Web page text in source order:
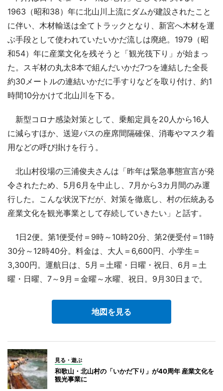
1963（昭和38）年に北山川上流にダムが建設されたこと
に伴い、木材輸送は全てトラックとなり、新宮へ木材を運
ぶ手段として使われていたいかだ流しは廃絶。1979（昭
和54）年に産業文化を残そうと「観光筏下り」が始まっ
た。スギ材の丸太8本で組んだいかだ7つを連結した全長
約30メートルの連結いかだに手すりなどを取り付け、約1
時間10分かけて北山川を下る。
新型コロナ感染対策として、乗船定員を20人から16人
に減らすほか、送迎バスの座席間隔確保、消毒やマスク着
用などの呼び掛けを行う。
北山村役場の三浦俊夫さんは「昨年は緊急事態宣言が発
令されたため、5月6月を中止し、7月から3カ月間のみ運
行した。こんな状況下だが、対策を徹底し、村の伝統ある
産業文化を観光事業として存続していきたい」と話す。
1日2便。第1便受付＝9時～10時20分、第2便受付＝11時
30分～12時40分。料金は、大人＝6,600円、小学生＝
3,300円。運航日は、5月＝土曜・日曜・祝日、6月＝土
曜・日曜、7～9月＝金曜～水曜、祝日。9月30日まで。
地図を見る
見る・遊ぶ
和歌山・北山村の「いかだ下り」が40周年 産業文化を
観光事業に